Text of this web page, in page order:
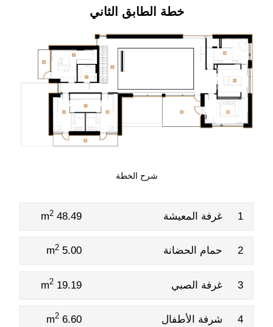
خطة الطابق الثاني
شرح الخطة
1 غرفة المعيشة 48.49 m
2
2 حمام الحضانة 5.00 m
2
3 غرفة الصبي 19.19 m
2
4 شرفة الأطفال 6.60 m
2